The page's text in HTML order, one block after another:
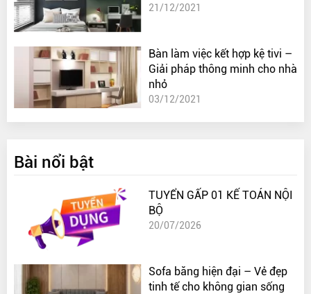
21/12/2021
Bàn làm việc kết hợp kệ tivi –
Giải pháp thông minh cho nhà
nhỏ
03/12/2021
Bài nổi bật
TUYỂN GẤP 01 KẾ TOÁN NỘI
BỘ
20/07/2026
Sofa băng hiện đại – Vẻ đẹp
tinh tế cho không gian sống